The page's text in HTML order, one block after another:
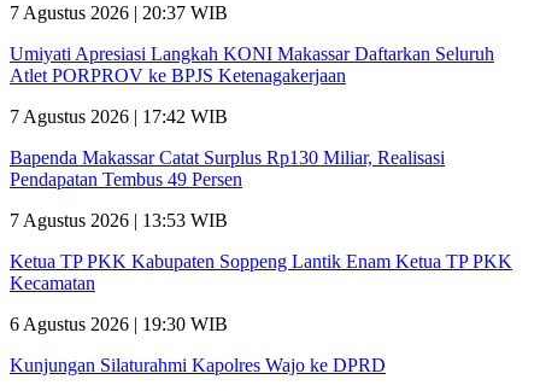
7 Agustus 2026 | 20:37 WIB
Umiyati Apresiasi Langkah KONI Makassar Daftarkan Seluruh
Atlet PORPROV ke BPJS Ketenagakerjaan
7 Agustus 2026 | 17:42 WIB
Bapenda Makassar Catat Surplus Rp130 Miliar, Realisasi
Pendapatan Tembus 49 Persen
7 Agustus 2026 | 13:53 WIB
Ketua TP PKK Kabupaten Soppeng Lantik Enam Ketua TP PKK
Kecamatan
6 Agustus 2026 | 19:30 WIB
Kunjungan Silaturahmi Kapolres Wajo ke DPRD